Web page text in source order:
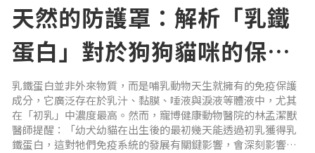
天然的防護罩：解析「乳鐵
蛋白」對於狗狗貓咪的保健
機制｜專業獸醫—林孟潔
乳鐵蛋白並非外來物質，而是哺乳動物天生就擁有的免疫保護
成分，它廣泛存在於乳汁、黏膜、唾液與淚液等體液中，尤其
在「初乳」中濃度最高。然而，寵博健康動物醫院的林孟潔獸
醫師提醒：「幼犬幼貓在出生後的最初幾天能透過初乳獲得乳
鐵蛋白，這對牠們免疫系統的發展有關鍵影響，會深刻影響牠